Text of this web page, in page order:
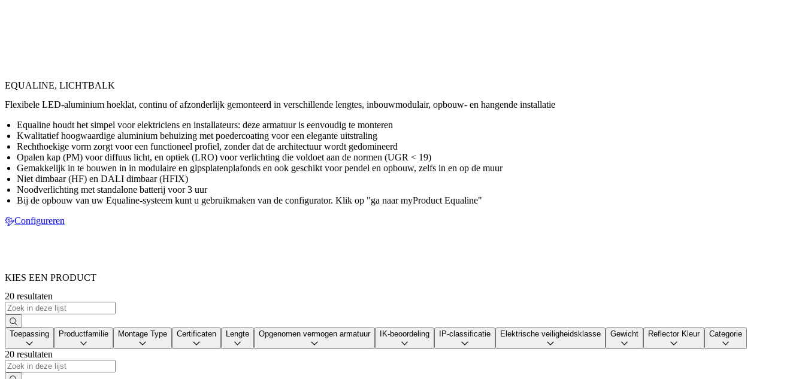
EQUALINE, LICHTBALK
Flexibele LED-aluminium hoeklat, continu of afzonderlijk gemonteerd in verschillende lengtes, inbouwmodulair, opbouw- en hangende installatie
Equaline houdt het simpel voor elektriciens en installateurs: deze armatuur is eenvoudig te monteren
Kwalitatief hoogwaardige aluminium behuizing met poedercoating voor een elegante uitstraling
Rechthoekige vorm zorgt voor een functioneel profiel, zonder dat de architectuur wordt gedomineerd
Opalen kap (PM) voor diffuus licht, en optiek (LRO) voor verlichting die voldoet aan de normen (UGR < 19)
Gemakkelijk in te bouwen in in modulaire en gipsplatenplafonds en ook geschikt voor pendel en opbouw, zelfs in en op de muur
Niet dimbaar (HF) en DALI dimbaar (HFIX)
Noodverlichting met standalone batterij voor 3 uur
Bij de opbouw van uw Equaline-systeem kunt u gebruikmaken van de configurator. Klik op "ga naar myProduct Equaline"
Configureren
KIES EEN PRODUCT
20 resultaten
Toepassing Productfamilie Montage Type Certificaten Lengte Opgenomen vermogen armatuur IK-beoordeling IP-classificatie Elektrische veiligheidsklasse Gewicht Reflector Kleur Categorie
20 resultaten